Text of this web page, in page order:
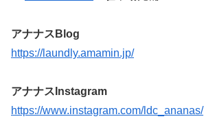
アナナスBlog
https://laundly.amamin.jp/
アナナスInstagram
https://www.instagram.com/ldc_ananas/